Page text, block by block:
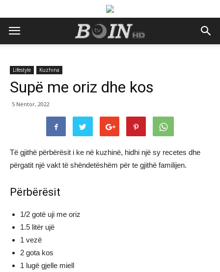
Lifestyle Kuzhina
Supë me oriz dhe kos
5 Nëntor, 2022
Të gjithë përbërësit i ke në kuzhinë, hidhi një sy recetes dhe
përgatit një vakt të shëndetëshëm për te gjithë familijen.
Përbërësit
1/2 gotë uji me oriz
1.5 litër ujë
1 vezë
2 gota kos
1 lugë gjelle miell